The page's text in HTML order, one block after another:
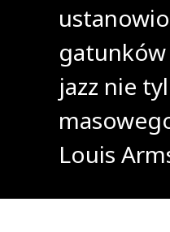
jazz nie
Louis